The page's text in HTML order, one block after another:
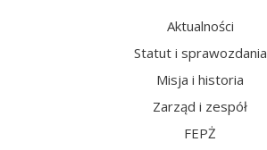
Aktualności
Statut i sprawozdania
Misja i historia
Zarząd i zespół
FEPŻ